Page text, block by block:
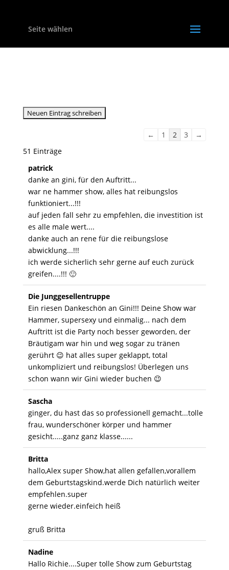
Seite wählen
Navigation
← 1 2 3
→
51 Einträge
patrick
danke an gini, für den Auftritt...
war ne hammer show, alles hat reibungslos
funktioniert...!!!
auf jeden fall sehr zu empfehlen, die investition ist
es alle male wert....
danke auch an rene für die reibungslose
abwicklung...!!!
ich werde sicherlich sehr gerne auf euch zurück
greifen....!!! 🙂
Die Junggesellentruppe
Ein riesen Dankeschön an Gini!!! Deine Show war
Hammer, supersexy und einmalig... nach dem
Auftritt ist die Party noch besser geworden, der
Bräutigam war hin und weg sogar zu tränen
gerührt 😉 hat alles super geklappt, total
unkompliziert und reibungslos! Überlegen uns
schon wann wir Gini wieder buchen 😉
Sascha
ginger, du hast das so professionell gemacht...tolle
frau, wunderschöner körper und hammer
gesicht.....ganz ganz klasse......
Britta
hallo,Alex super Show,hat allen gefallen,vorallem
dem Geburtstagskind.werde Dich natürlich weiter
empfehlen.super
gerne wieder.einfeich heiß
gruß Britta
Nadine
Hallo Richie....Super tolle Show zum Geburtstag